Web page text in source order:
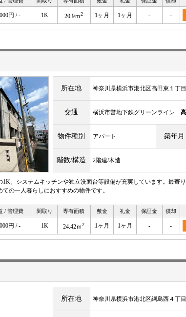
円 / - 1K 20.9ｍ2 1ヶ月 1ヶ月 - -
所在地 神奈川県横浜市港北区高田東１丁
交通 横浜市営地下鉄グリーンライン
物件種別 アパート 築年月
階数/構造 2階建/木造
1K。システムキッチンや独立洗面台等設備が充実しています。最寄
の一人暮らしにおすすめの物件です。
/ 管理費 間取り 専有面積 敷金 礼金 保証金 償却
円 / - 1K 24.42ｍ2 1ヶ月 1ヶ月 - -
所在地 神奈川県横浜市港北区綱島西４丁